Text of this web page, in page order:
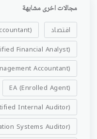
مجالات اخرى مشابهة
اقتصاد
Financial Analyst)
Accountant)
EA (Enrolled Agent)
Internal Auditor)
Systems Auditor)